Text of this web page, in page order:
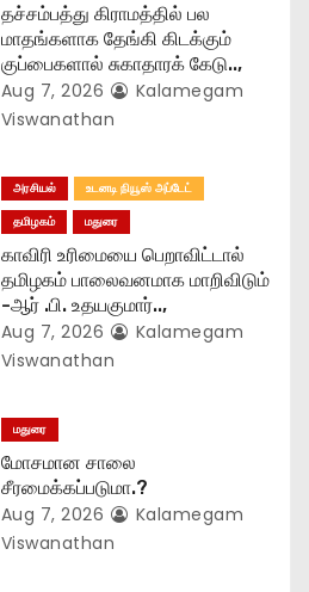
தச்சம்பத்து கிராமத்தில் பல
மாதங்களாக தேங்கி கிடக்கும்
குப்பைகளால் சுகாதாரக் கேடு..,
Aug 7, 2026
Kalamegam
Viswanathan
அரசியல்
உடனடி நியூஸ் அப்டேட்
தமிழகம்
மதுரை
காவிரி உரிமையை பெறாவிட்டால்
தமிழகம் பாலைவனமாக மாறிவிடும்
-ஆர் .பி. உதயகுமார்..,
Aug 7, 2026
Kalamegam
Viswanathan
மதுரை
மோசமான சாலை
சீரமைக்கப்படுமா.?
Aug 7, 2026
Kalamegam
Viswanathan